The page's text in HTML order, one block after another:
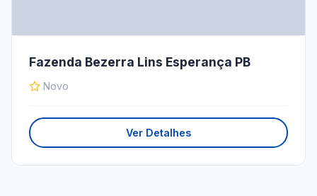
Fazenda Bezerra Lins Esperança PB
Novo
Ver Detalhes